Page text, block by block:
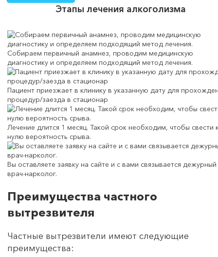
Этапы лечения алкоголизма
Собираем первичный анамнез, проводим медицинскую
диагностику и определяем подходящий метод лечения.
Пациент приезжает в клинику в указанную дату для
процедур/заезда в стационар
Лечение длится 1 месяц. Такой срок необходим, чтобы свести
нулю вероятность срыва.
Вы оставляете заявку на сайте и с вами связывается дежурный
врач-нарколог.
Преимущества частного
вытрезвителя
Частные вытрезвители имеют следующие
преимущества: